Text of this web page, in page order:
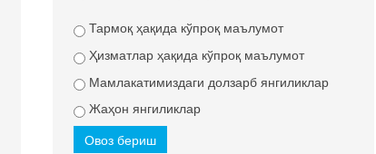
Тармоқ ҳақида кўпроқ маълумот
Ҳизматлар ҳақида кўпроқ маълумот
Мамлакатимиздаги долзарб янгиликлар
Жаҳон янгиликлар